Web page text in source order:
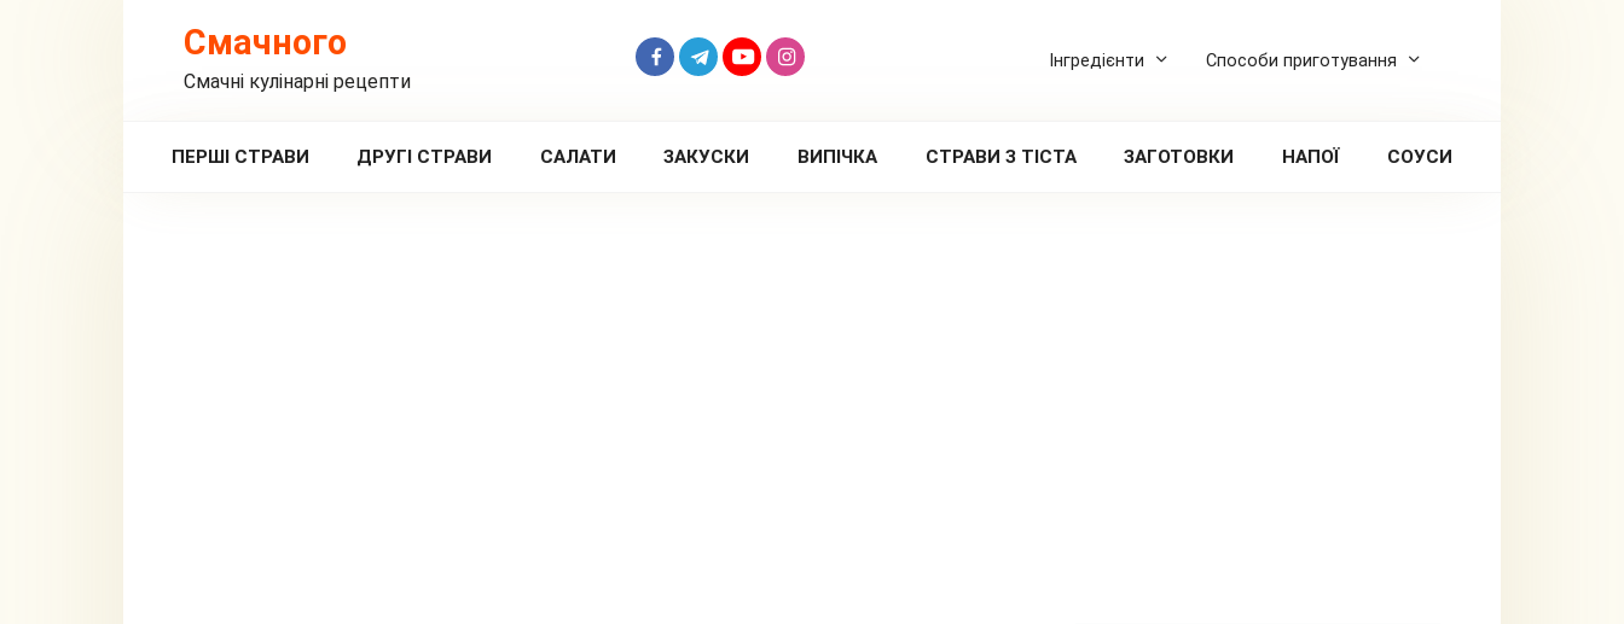
Смачного
Смачні кулінарні рецепти
Інгредієнти Способи приготування
ПЕРШІ СТРАВИ ДРУГІ СТРАВИ САЛАТИ ЗАКУСКИ ВИПІЧКА СТРАВИ З ТІСТА ЗАГОТОВКИ НАПОЇ СОУСИ